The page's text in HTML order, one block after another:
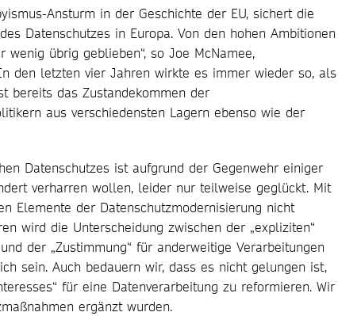
Ansturm in der Geschichte der EU, sichert die
Datenschutzes in Europa. Von den hohen Ambitionen
übrig geblieben“, so Joe McNamee,
den letzten vier Jahren wirkte es immer wieder so, als
bereits das Zustandekommen der
aus verschiedensten Lagern ebenso wie der
Datenschutzes ist aufgrund der Gegenwehr einiger
verharren wollen, leider nur teilweise geglückt. Mit
Elemente der Datenschutzmodernisierung nicht
wird die Unterscheidung zwischen der „expliziten“
der „Zustimmung“ für anderweitige Verarbeitungen
sein. Auch bedauern wir, dass es nicht gelungen ist,
für eine Datenverarbeitung zu reformieren. Wir
ergänzt wurden.